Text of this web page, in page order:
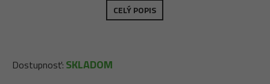
CELÝ POPIS
Dostupnosť: SKLADOM